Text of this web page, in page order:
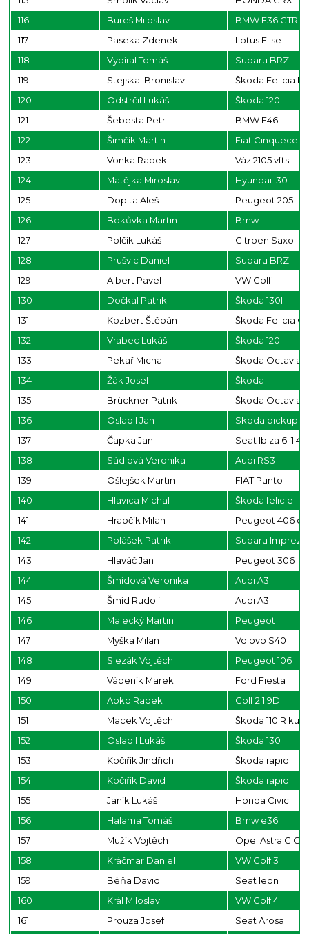
116
Bureš Miloslav
BMW E36 GTR
117
Paseka Zdenek
Lotus Elise
118
Vybíral Tomáš
Subaru BRZ
119
Stejskal Bronislav
Škoda Felicia
120
Odstrčil Lukáš
Škoda 120
121
Šebesta Petr
BMW E46
122
Šimčík Martin
Fiat
123
Vonka Radek
Váz 2105 vfts
124
Matějka Miroslav
Hyundai I30
125
Dopita Aleš
Peugeot 205
126
Bokůvka Martin
Bmw
127
Polčík Lukáš
Citroen Saxo
128
Prušvic Daniel
Subaru BRZ
129
Albert Pavel
VW Golf
130
Dočkal Patrik
Škoda 130l
131
Kozbert Štěpán
Škoda Felicia
132
Vrabec Lukáš
Škoda 120
133
Pekař Michal
Škoda Octavia
134
Žák Josef
Škoda
135
Brückner Patrik
Škoda Octavia
136
Osladil Jan
Skoda pickup
137
Čapka Jan
Seat Ibiza 6l 1.4
138
Sádlová Veronika
Audi RS3
139
Ošlejšek Martin
FIAT Punto
140
Hlavica Michal
Škoda felicie
141
Hrabčík Milan
Peugeot 406
142
Polášek Patrik
Subaru Impreza
143
Hlaváč Jan
Peugeot 306
144
Šmídová Veronika
Audi A3
145
Šmíd Rudolf
Audi A3
146
Malecký Martin
Peugeot
147
Myška Milan
Volovo S40
148
Slezák Vojtěch
Peugeot 106
149
Vápeník Marek
Ford Fiesta
150
Apko Radek
Golf 2 1.9D
151
Macek Vojtěch
Škoda 110 R
152
Osladil Lukáš
Škoda 130
153
Kočiřík Jindřich
Škoda rapid
154
Kočiřík David
Škoda rapid
155
Janík Lukáš
Honda Civic
156
Halama Tomáš
Bmw e36
157
Mužík Vojtěch
Opel Astra G
158
Kráčmar Daniel
VW Golf 3
159
Béňa David
Seat leon
160
Král Miloslav
VW Golf 4
161
Prouza Josef
Seat Arosa